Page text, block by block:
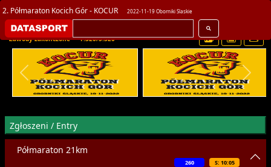
2. Półmaraton Kocich Gór - KOCUR 2022-11-19 Oborniki Slaskie
Zawody zakończone F:320/S:320
Zgłoszeni / Entry
Półmaraton 21km
S: 10:05
260